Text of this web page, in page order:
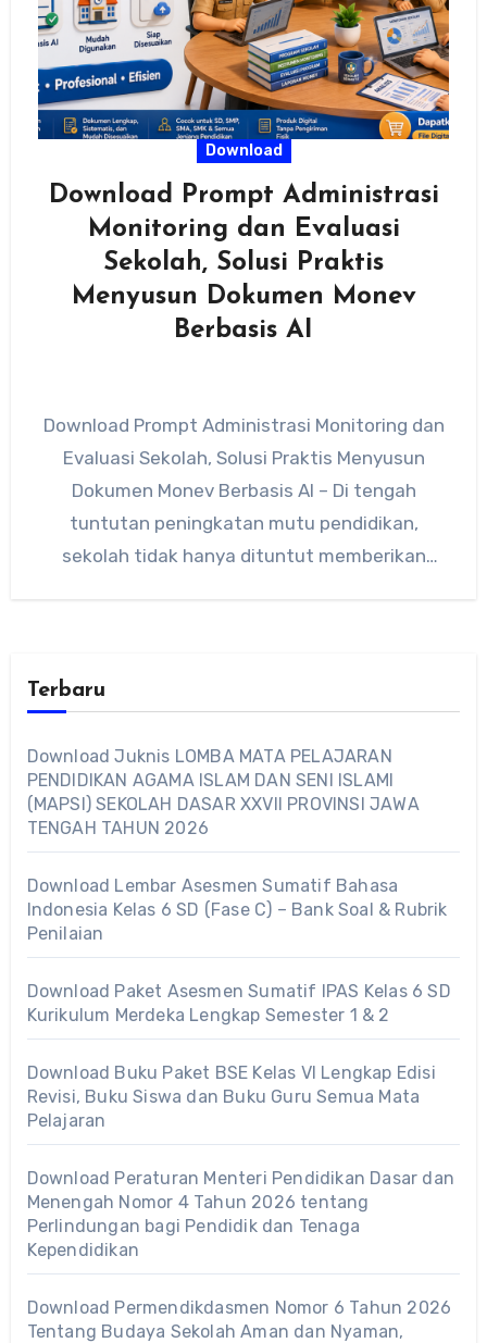
Download
Download Prompt Administrasi
Monitoring dan Evaluasi
Sekolah, Solusi Praktis
Menyusun Dokumen Monev
Berbasis AI
Download Prompt Administrasi Monitoring dan
Evaluasi Sekolah, Solusi Praktis Menyusun
Dokumen Monev Berbasis AI – Di tengah
tuntutan peningkatan mutu pendidikan,
sekolah tidak hanya dituntut memberikan
Terbaru
Download Juknis LOMBA MATA PELAJARAN
PENDIDIKAN AGAMA ISLAM DAN SENI ISLAMI
(MAPSI) SEKOLAH DASAR XXVII PROVINSI JAWA
TENGAH TAHUN 2026
Download Lembar Asesmen Sumatif Bahasa
Indonesia Kelas 6 SD (Fase C) – Bank Soal & Rubrik
Penilaian
Download Paket Asesmen Sumatif IPAS Kelas 6 SD
Kurikulum Merdeka Lengkap Semester 1 & 2
Download Buku Paket BSE Kelas VI Lengkap Edisi
Revisi, Buku Siswa dan Buku Guru Semua Mata
Pelajaran
Download Peraturan Menteri Pendidikan Dasar dan
Menengah Nomor 4 Tahun 2026 tentang
Perlindungan bagi Pendidik dan Tenaga
Kependidikan
Download Permendikdasmen Nomor 6 Tahun 2026
Tentang Budaya Sekolah Aman dan Nyaman,